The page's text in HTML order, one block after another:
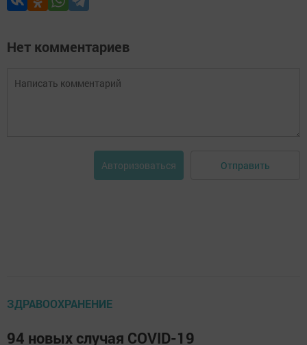
Нет комментариев
Авторизоваться Отправить
ЗДРАВООХРАНЕНИЕ
94 новых случая COVID-19